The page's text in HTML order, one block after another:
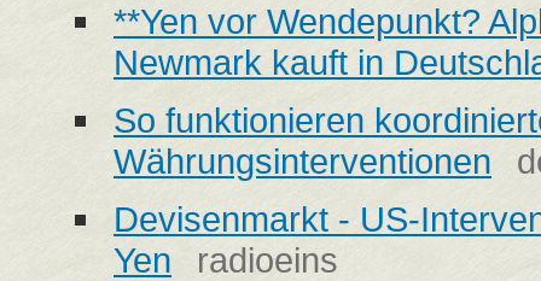
**Yen vor Wendepunkt?
Newmark kauft in
So funktionieren
Währungsinterventionen
Devisenmarkt - US-
Yen
radioeins